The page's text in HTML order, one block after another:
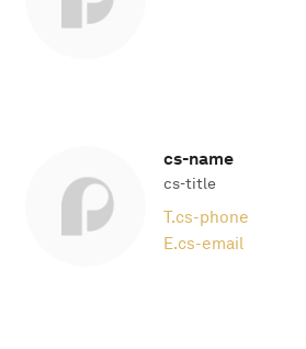
cs-name
cs-title
T.cs-phone
E.cs-email